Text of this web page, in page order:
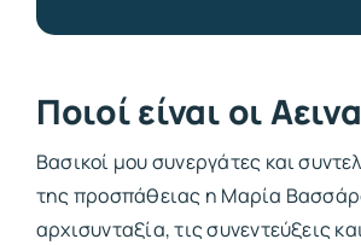
Ποιοί είναι οι
Βασικοί μου συνεργάτες και
της προσπάθειας η Μαρία
αρχισυνταξία, τις συνεντεύξεις